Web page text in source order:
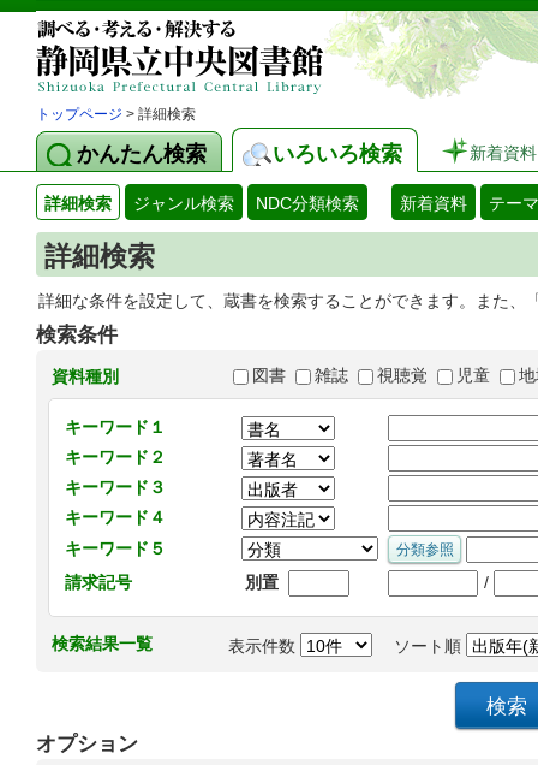
トップページ > 詳細検索
かんたん検索 いろいろ検索 新着資料
詳細検索 ジャンル検索 NDC分類検索 新着資料 テー
詳細検索
詳細な条件を設定して、蔵書を検索することができます。また
検索条件
資料種別 図書 雑誌 視聴覚 児童
キーワード１
キーワード２
キーワード３
キーワード４
キーワード５
請求記号
別置 /
検索結果一覧 表示件数 ソート順
オプション